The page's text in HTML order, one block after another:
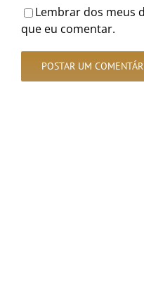
Lembrar dos meus
que eu comentar.